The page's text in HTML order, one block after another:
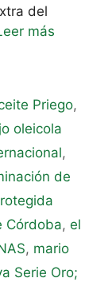
del
más
Priego,
oleicola
,
de
Córdoba, el
, mario
Serie Oro;